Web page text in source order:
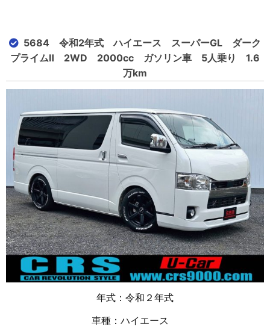
5684 令和2年式 ハイエース スーパーGL ダーク
プライムⅡ 2WD 2000cc ガソリン車 5人乗り 1.6
万km
年式：令和２年式
車種：ハイエース